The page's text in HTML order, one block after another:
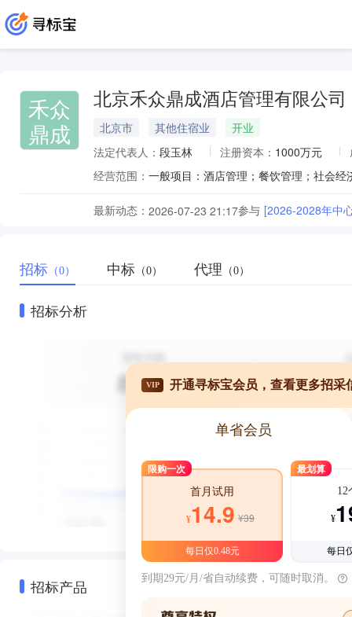
禾众
鼎成
北京禾众鼎成酒店管理有限公司
北京市 其他住宿业
开业
法定代表人： 段玉林 注册资本： 1000万元
经营范围：
最新动态： 2026-07-23 21:17参与 [2026-2028年中
招标 （0） 中标 （0） 代理 （0）
招标分析
招标产品
VIP 开通寻标宝会员，查看更多招采
单省会员
限购一次
首月试用
¥14.9 ¥39
每日仅0.48元
最划算
12
¥
每日
到期29元/月/省自动续费，可随时取消。